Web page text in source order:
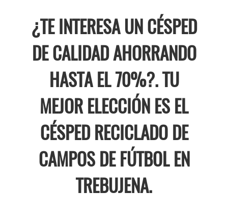
¿TE INTERESA UN CÉSPED
DE CALIDAD AHORRANDO
HASTA EL 70%?. TU
MEJOR ELECCIÓN ES EL
CÉSPED RECICLADO DE
CAMPOS DE FÚTBOL EN
TREBUJENA.